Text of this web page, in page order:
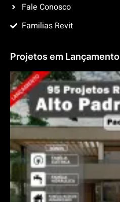
Fale Conosco
Familias Revit
Projetos em Lançamento